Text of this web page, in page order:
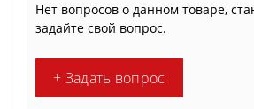
Нет вопросов о данном товаре,
задайте свой вопрос.
+ Задать вопрос